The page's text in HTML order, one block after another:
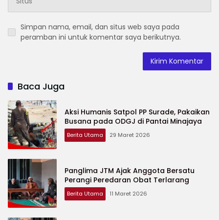
Simpan nama, email, dan situs web saya pada
peramban ini untuk komentar saya berikutnya.
Baca Juga
Aksi Humanis Satpol PP Surade, Pakaikan
Busana pada ODGJ di Pantai Minajaya
Berita Utama 29 Maret 2026
Panglima JTM Ajak Anggota Bersatu
Perangi Peredaran Obat Terlarang
Berita Utama 11 Maret 2026